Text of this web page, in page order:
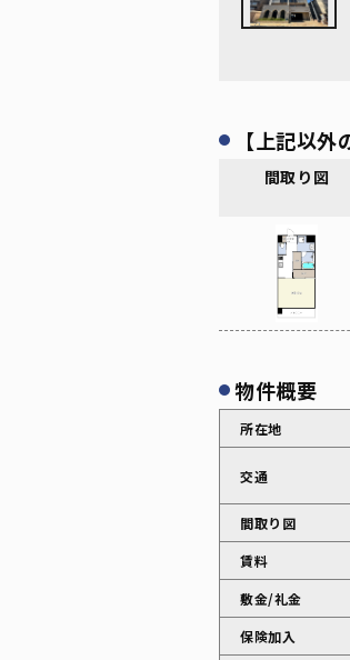
【上記以
間取り図
物件概要
所在地
交通
間取り図
賃料
敷金/礼金
保険加入